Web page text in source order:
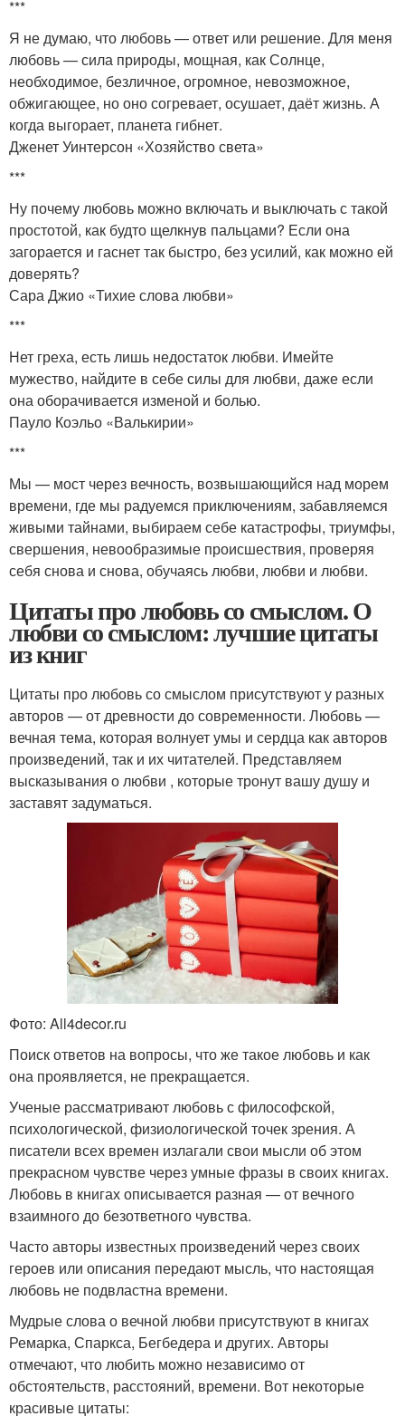
***
Я не думаю, что любовь — ответ или решение. Для меня
любовь — сила природы, мощная, как Солнце,
необходимое, безличное, огромное, невозможное,
обжигающее, но оно согревает, осушает, даёт жизнь. А
когда выгорает, планета гибнет.
Дженет Уинтерсон «Хозяйство света»
***
Ну почему любовь можно включать и выключать с такой
простотой, как будто щелкнув пальцами? Если она
загорается и гаснет так быстро, без усилий, как можно ей
доверять?
Сара Джио «Тихие слова любви»
***
Нет греха, есть лишь недостаток любви. Имейте
мужество, найдите в себе силы для любви, даже если
она оборачивается изменой и болью.
Пауло Коэльо «Валькирии»
***
Мы — мост через вечность, возвышающийся над морем
времени, где мы радуемся приключениям, забавляемся
живыми тайнами, выбираем себе катастрофы, триумфы,
свершения, невообразимые происшествия, проверяя
себя снова и снова, обучаясь любви, любви и любви.
Цитаты про любовь со смыслом. О
любви со смыслом: лучшие цитаты
из книг
Цитаты про любовь со смыслом присутствуют у разных
авторов — от древности до современности. Любовь —
вечная тема, которая волнует умы и сердца как авторов
произведений, так и их читателей. Представляем
высказывания о любви , которые тронут вашу душу и
заставят задуматься.
Фото: All4decor.ru
Поиск ответов на вопросы, что же такое любовь и как
она проявляется, не прекращается.
Ученые рассматривают любовь с философской,
психологической, физиологической точек зрения. А
писатели всех времен излагали свои мысли об этом
прекрасном чувстве через умные фразы в своих книгах.
Любовь в книгах описывается разная — от вечного
взаимного до безответного чувства.
Часто авторы известных произведений через своих
героев или описания передают мысль, что настоящая
любовь не подвластна времени.
Мудрые слова о вечной любви присутствуют в книгах
Ремарка, Спаркса, Бегбедера и других. Авторы
отмечают, что любить можно независимо от
обстоятельств, расстояний, времени. Вот некоторые
красивые цитаты: